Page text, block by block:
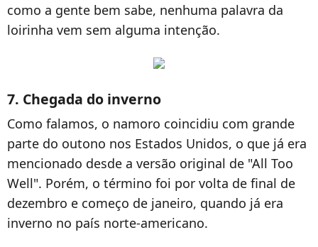
como a gente bem sabe, nenhuma palavra da
loirinha vem sem alguma intenção.
7. Chegada do inverno
Como falamos, o namoro coincidiu com grande
parte do outono nos Estados Unidos, o que já era
mencionado desde a versão original de "All Too
Well". Porém, o término foi por volta de final de
dezembro e começo de janeiro, quando já era
inverno no país norte-americano.